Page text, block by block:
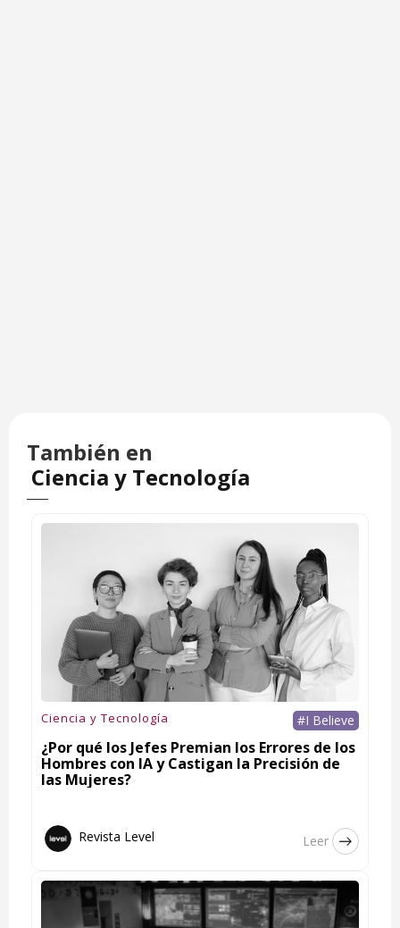
También en
Ciencia y Tecnología
Ciencia y Tecnología #I Believe
¿Por qué los Jefes Premian los Errores de los
Hombres con IA y Castigan la Precisión de
las Mujeres?
Revista Level Leer